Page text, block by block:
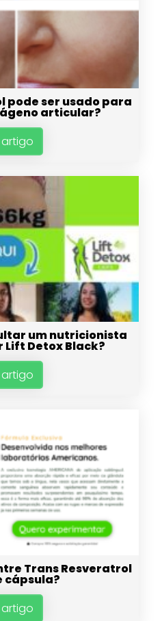
pode ser usado para
articular?
artigo
um nutricionista
Detox Black?
artigo
Trans Resveratrol
cápsula?
artigo